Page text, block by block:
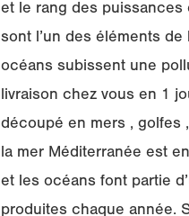
et le rang des puissances
sont l’un des éléments de
océans subissent une
livraison chez vous en 1
découpé en mers , golfes
la mer Méditerranée est
et les océans font partie
produites chaque année.